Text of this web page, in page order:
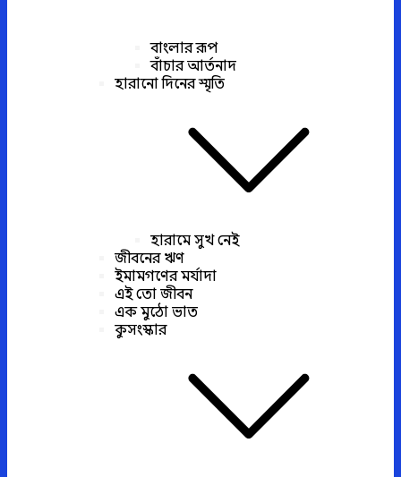
বাংলার রূপ
বাঁচার আর্তনাদ
হারানো দিনের স্মৃতি
হারামে সুখ নেই
জীবনের ঋণ
ইমামগণের মর্যাদা
এই তো জীবন
এক মুঠো ভাত
কুসংস্কার